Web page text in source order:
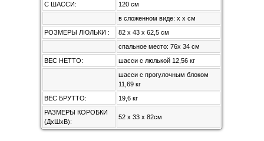
С ШАССИ:
120 см
в сложенном виде: х х см
РОЗМЕРЫ ЛЮЛЬКИ :
82 х 43 х 62,5 см
спальное место: 76х 34 см
ВЕС НЕТТО:
шасси с люлькой 12,56 кг
шасси с прогулочным блоком
11,69 кг
ВЕС БРУТТО:
19,6 кг
РАЗМЕРЫ КОРОБКИ
(ДхШхВ):
52 х 33 х 82см